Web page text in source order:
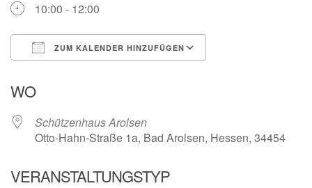
10:00 - 12:00
ZUM KALENDER HINZUFÜGEN
WO
Schützenhaus Arolsen
Otto-Hahn-Straße 1a, Bad Arolsen, Hessen, 34454
VERANSTALTUNGSTYP